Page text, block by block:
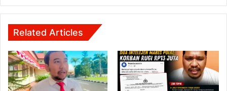
Related Articles